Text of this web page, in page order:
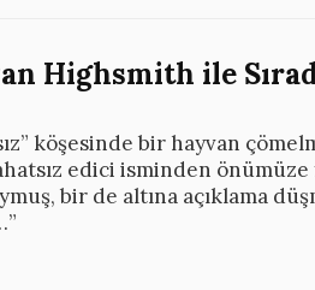
Highsmith ile
köşesinde bir hayvan
edici isminden önümüze
bir de altına açıklama